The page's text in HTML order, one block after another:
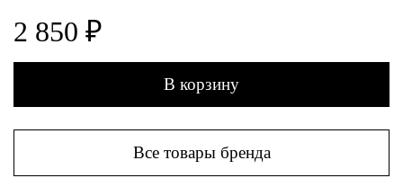
2 850 ₽
В корзину
Все товары бренда